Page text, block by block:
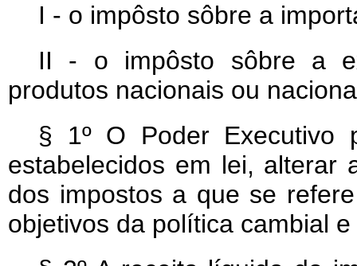
I - o impôsto sôbre a
II - o impôsto sôbre a
produtos nacionais ou
§ 1º O Poder Executivo
estabelecidos em lei, alterar
dos impostos a que se
objetivos da política cambial